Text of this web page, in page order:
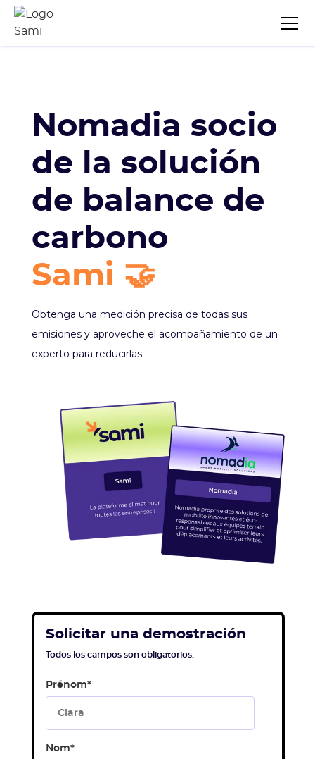
Nomadia socio
de la solución
de balance de
carbono
Sami 🤝
Obtenga una medición precisa de todas sus
emisiones y aproveche el acompañamiento de un
experto para reducirlas.
Solicitar una demostración
Todos los campos son obligatorios.
Prénom*
Nom*